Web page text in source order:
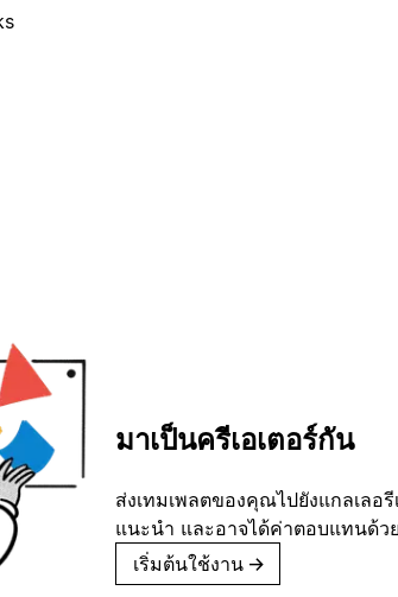
มาเป็นครีเอเตอร์กัน
ส่งเทมเพลตของคุณไปยังแกลเลอ
แนะนำ และอาจได้ค่าตอบแทนด้ว
เริ่มต้นใช้งาน →